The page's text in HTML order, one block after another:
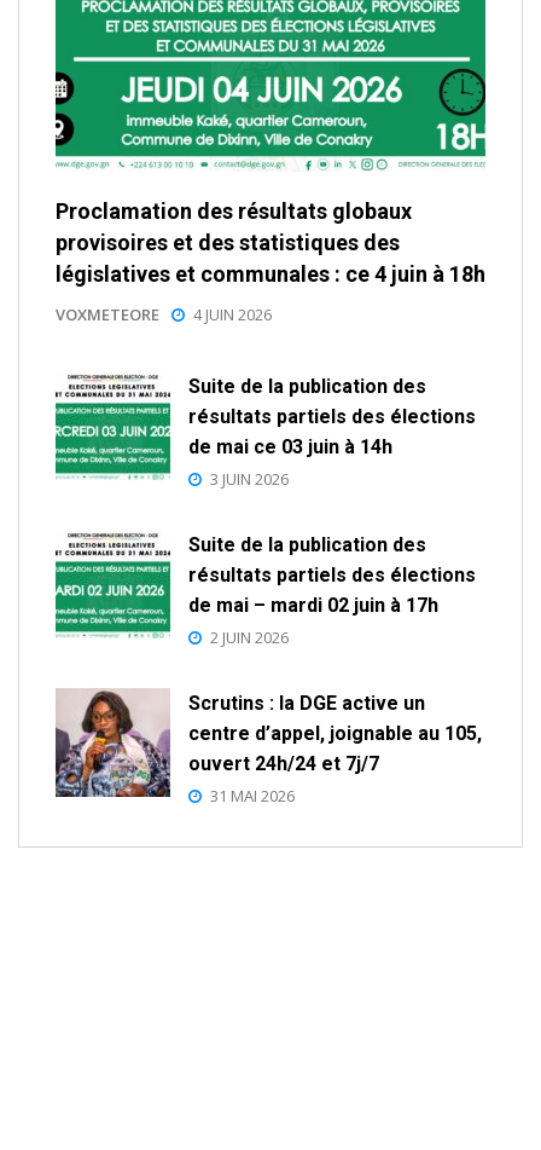
Proclamation des résultats globaux
provisoires et des statistiques des
législatives et communales : ce 4 juin à 18h
VOXMETEORE 4 JUIN 2026
Suite de la publication des
résultats partiels des élections
de mai ce 03 juin à 14h
3 JUIN 2026
Suite de la publication des
résultats partiels des élections
de mai – mardi 02 juin à 17h
2 JUIN 2026
Scrutins : la DGE active un
centre d’appel, joignable au 105,
ouvert 24h/24 et 7j/7
31 MAI 2026